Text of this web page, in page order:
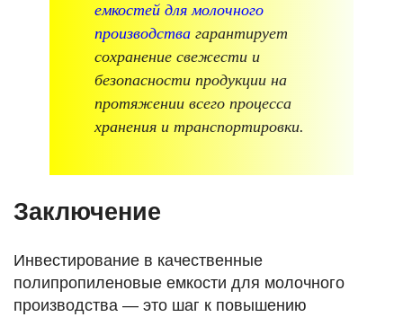
емкостей для молочного
производства гарантирует
сохранение свежести и
безопасности продукции на
протяжении всего процесса
хранения и транспортировки.
Заключение
Инвестирование в качественные
полипропиленовые емкости для молочного
производства — это шаг к повышению